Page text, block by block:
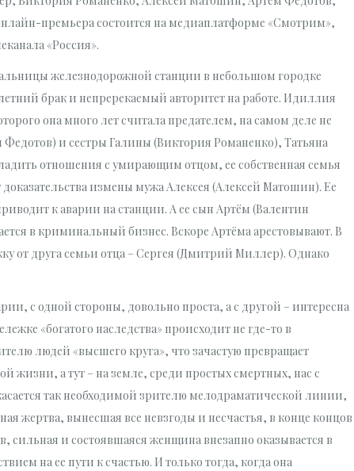
премьера состоится на медиаплатформе «Смотрим»,
«Россия».
железнодорожной станции в небольшом городке
брак и непререкаемый авторитет на работе. Идиллия
она много лет считала предателем, на самом деле не
и сестры Галины (Виктория Романенко), Татьяна
отношения с умирающим отцом, ее собственная семья
измены мужа Алексея (Алексей Матошин). Ее
к аварии на станции. А ее сын Артём (Валентин
в криминальный бизнес. Вскоре Артёма арестовывают. В
от друга семьи отца – Сергея (Дмитрий Миллер). Однако
с одной стороны, довольно проста, а с другой – интересна
«богатого наследства» происходит не где-то в
людей «высшего круга», что зачастую превращает
жизни, а тут – на земле, среди простых смертных, нас с
так необходимой зрителю мелодраматической линии,
жертва, вынесшая все невзгоды и несчастья, в конце концов
сильная и состоявшаяся женщина внезапно оказывается в
на ее пути к счастью. И только тогда, когда она